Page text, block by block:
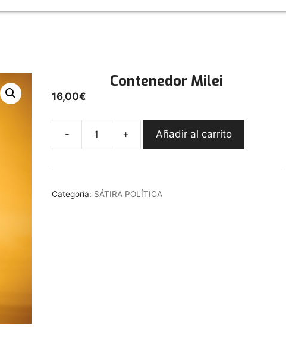
Contenedor Milei
16,00€
-
Contenedor
cantidad
+ Añadir al carrito
Categoría: SÁTIRA POLÍTICA